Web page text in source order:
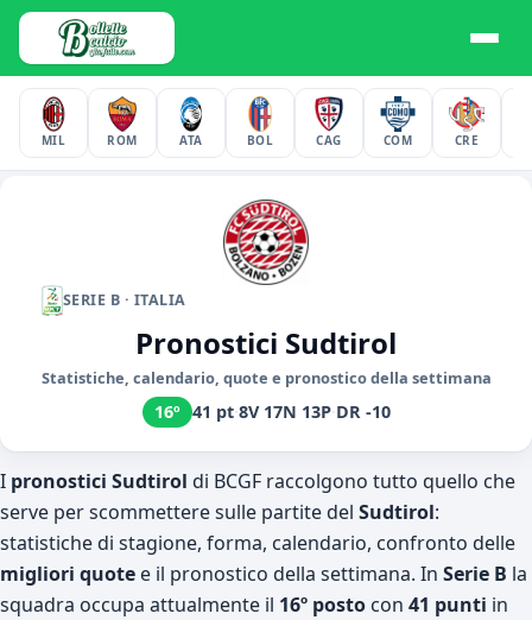
MIL ROM ATA BOL CAG COM CRE
SERIE B · ITALIA
Pronostici Sudtirol
Statistiche, calendario, quote e pronostico della settimana
16º 41 pt·8V 17N 13P·DR -10
I pronostici Sudtirol di BCGF raccolgono tutto quello che
serve per scommettere sulle partite del Sudtirol:
statistiche di stagione, forma, calendario, confronto delle
migliori quote e il pronostico della settimana. In Serie B la
squadra occupa attualmente il 16º posto con 41 punti in